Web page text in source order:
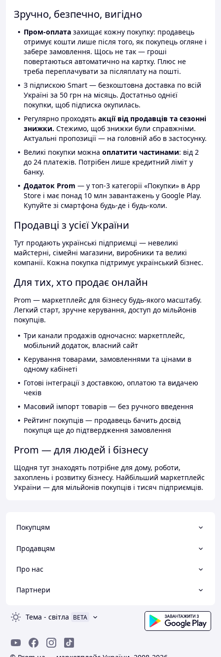
Зручно, безпечно, вигідно
Пром-оплата захищає кожну покупку: продавець
отримує кошти лише після того, як покупець огляне і
забере замовлення. Щось не так — гроші
повертаються автоматично на картку. Плюс не
треба переплачувати за післяплату на пошті.
З підпискою Smart — безкоштовна доставка по всій
Україні за 50 грн на місяць. Достатньо однієї
покупки, щоб підписка окупилась.
Регулярно проходять акції від продавців та сезонні
знижки. Стежимо, щоб знижки були справжніми.
Актуальні пропозиції — на головній або в застосунку.
Великі покупки можна оплатити частинами: від 2
до 24 платежів. Потрібен лише кредитний ліміт у
банку.
Додаток Prom — у топ-3 категорії «Покупки» в App
Store і має понад 10 млн завантажень у Google Play.
Купуйте зі смартфона будь-де і будь-коли.
Продавці з усієї України
Тут продають українські підприємці — невеликі
майстерні, сімейні магазини, виробники та великі
компанії. Кожна покупка підтримує український бізнес.
Для тих, хто продає онлайн
Prom — маркетплейс для бізнесу будь-якого масштабу.
Легкий старт, зручне керування, доступ до мільйонів
покупців.
Три канали продажів одночасно: маркетплейс,
мобільний додаток, власний сайт
Керування товарами, замовленнями та цінами в
одному кабінеті
Готові інтеграції з доставкою, оплатою та видачею
чеків
Масовий імпорт товарів — без ручного введення
Рейтинг покупців — продавець бачить досвід
покупця ще до підтвердження замовлення
Prom — для людей і бізнесу
Щодня тут знаходять потрібне для дому, роботи,
захоплень і розвитку бізнесу. Найбільший маркетплейс
України — для мільйонів покупців і тисяч підприємців.
Покупцям
Продавцям
Про нас
Партнери
Тема - світла BETA